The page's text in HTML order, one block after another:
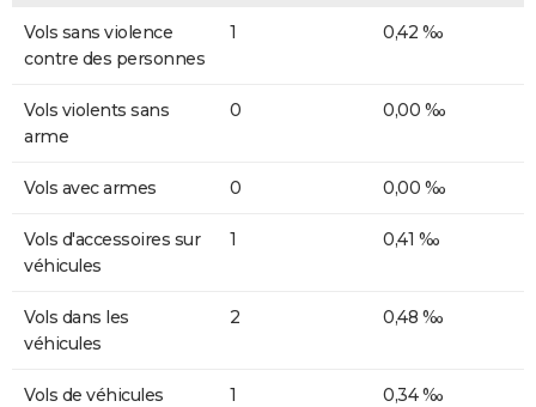
Vols sans violence
contre des personnes
1 0,42 ‰
Vols violents sans
arme
0 0,00 ‰
Vols avec armes 0 0,00 ‰
Vols d'accessoires sur
véhicules
1 0,41 ‰
Vols dans les
véhicules
2 0,48 ‰
Vols de véhicules 1 0,34 ‰